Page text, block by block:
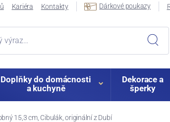
Kariéra Kontakty Dárkové poukazy
Doplňky do domácnosti
a kuchyně
Dekorace a
šperky
15,3 cm, Cibulák, originální z Dubí